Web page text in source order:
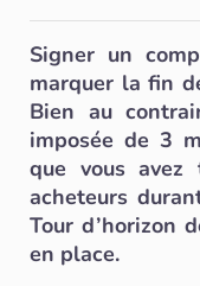
Signer un
marquer la fin
Bien au
imposée de 3
que vous avez
acheteurs
Tour d’horizon
en place.